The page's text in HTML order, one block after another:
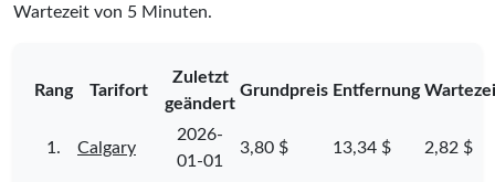
Wartezeit von 5 Minuten.
Rang Tarifort
Zuletzt
geändert
Grundpreis Entfernung
1. Calgary
2026-
01-01
3,80 $ 13,34 $ 2,82 $